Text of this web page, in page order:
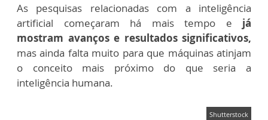
As pesquisas relacionadas com a inteligência
artificial começaram há mais tempo e já
mostram avanços e resultados significativos,
mas ainda falta muito para que máquinas atinjam
o conceito mais próximo do que seria a
inteligência humana.
Shutterstock